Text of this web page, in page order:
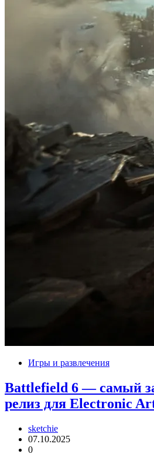
Игры и развлечения
Battlefield 6 — самый
релиз для Electronic
sketchie
07.10.2025
0